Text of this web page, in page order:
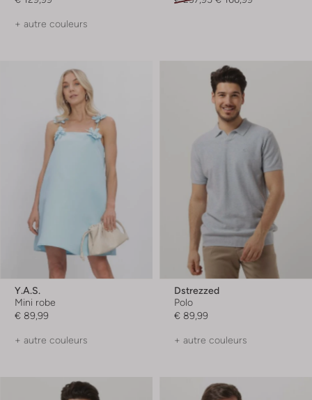
+ autre couleurs
Y.a.s.
Mini robe
€ 89,99
+ autre couleurs
Dstrezzed
Polo
€ 89,99
+ autre couleurs